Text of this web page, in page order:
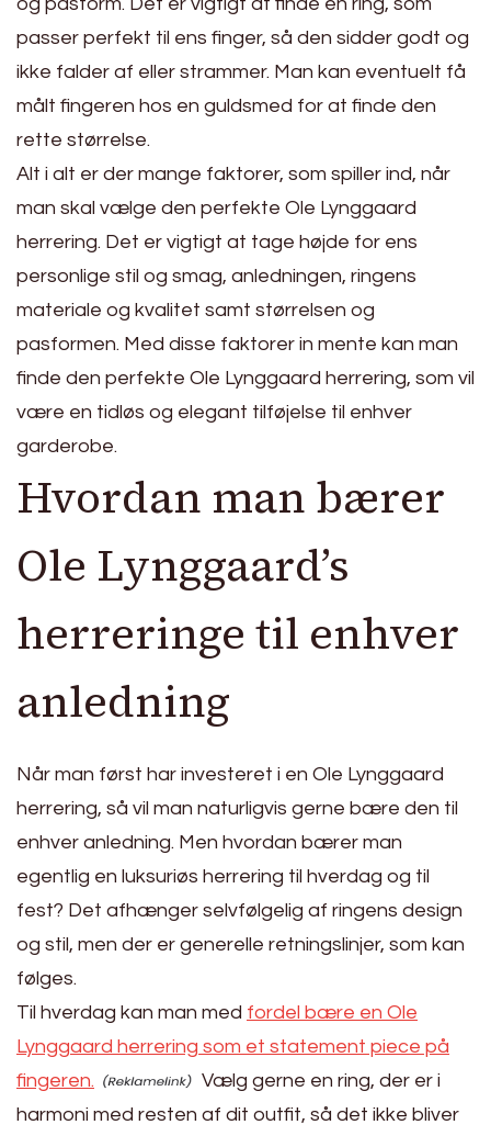
passer perfekt til ens finger, så den sidder godt og
ikke falder af eller strammer. Man kan eventuelt få
målt fingeren hos en guldsmed for at finde den
rette størrelse.
Alt i alt er der mange faktorer, som spiller ind, når
man skal vælge den perfekte Ole Lynggaard
herrering. Det er vigtigt at tage højde for ens
personlige stil og smag, anledningen, ringens
materiale og kvalitet samt størrelsen og
pasformen. Med disse faktorer in mente kan man
finde den perfekte Ole Lynggaard herrering, som vil
være en tidløs og elegant tilføjelse til enhver
garderobe.
Hvordan man bærer
Ole Lynggaard’s
herreringe til enhver
anledning
Når man først har investeret i en Ole Lynggaard
herrering, så vil man naturligvis gerne bære den til
enhver anledning. Men hvordan bærer man
egentlig en luksuriøs herrering til hverdag og til
fest? Det afhænger selvfølgelig af ringens design
og stil, men der er generelle retningslinjer, som kan
følges.
Til hverdag kan man med fordel bære en Ole
Lynggaard herrering som et statement piece på
fingeren.
Vælg gerne en ring, der er i
harmoni med resten af dit outfit, så det ikke bliver